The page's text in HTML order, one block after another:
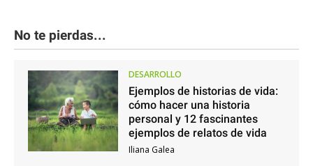
No te pierdas...
DESARROLLO
Ejemplos de historias de vida:
cómo hacer una historia
personal y 12 fascinantes
ejemplos de relatos de vida
Iliana Galea